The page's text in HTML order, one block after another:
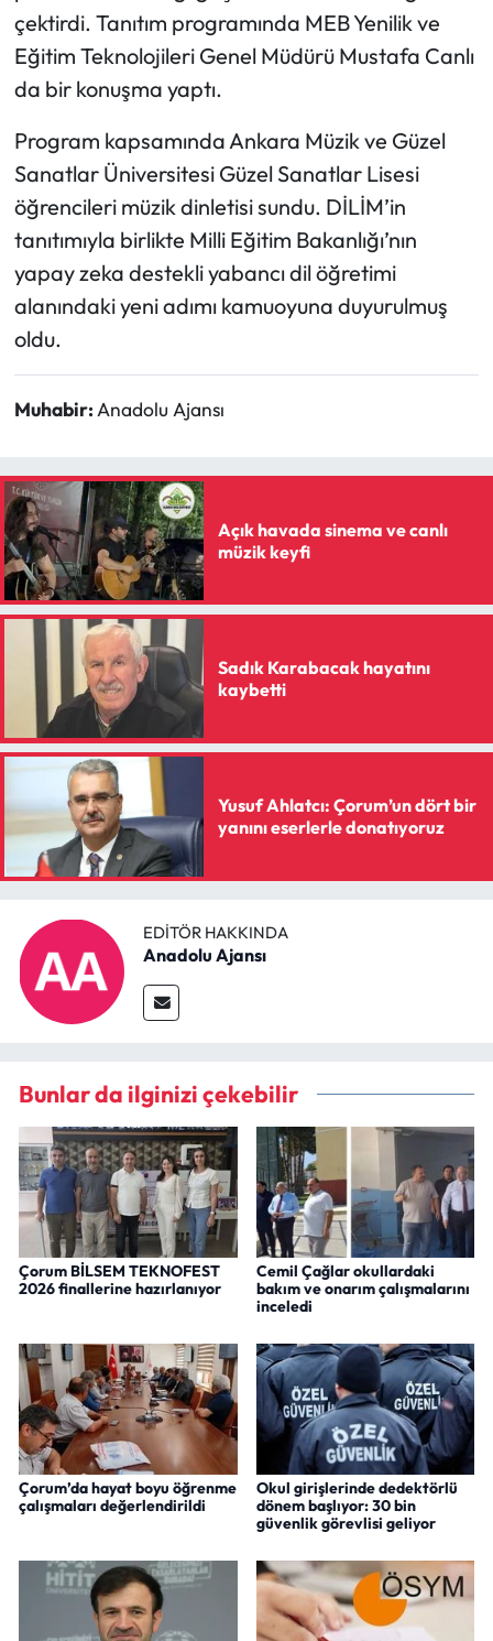
çektirdi. Tanıtım programında MEB Yenilik ve
Eğitim Teknolojileri Genel Müdürü Mustafa Canlı
da bir konuşma yaptı.
Program kapsamında Ankara Müzik ve Güzel
Sanatlar Üniversitesi Güzel Sanatlar Lisesi
öğrencileri müzik dinletisi sundu. DİLİM’in
tanıtımıyla birlikte Milli Eğitim Bakanlığı’nın
yapay zeka destekli yabancı dil öğretimi
alanındaki yeni adımı kamuoyuna duyurulmuş
oldu.
Muhabir: Anadolu Ajansı
Açık havada sinema ve canlı
müzik keyfi
Sadık Karabacak hayatını
kaybetti
Yusuf Ahlatcı: Çorum’un dört bir
yanını eserlerle donatıyoruz
EDITÖR HAKKINDA
Anadolu Ajansı
Bunlar da ilginizi çekebilir
Çorum BİLSEM TEKNOFEST
2026 finallerine hazırlanıyor
Cemil Çağlar okullardaki
bakım ve onarım çalışmalarını
inceledi
Çorum’da hayat boyu öğrenme
çalışmaları değerlendirildi
Okul girişlerinde dedektörlü
dönem başlıyor: 30 bin
güvenlik görevlisi geliyor